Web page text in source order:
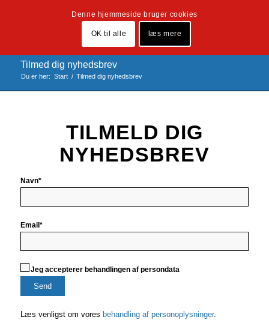
Tilmed dig nyhedsbrev
Du er her: Start / Tilmed dig nyhedsbrev
TILMELD DIG
NYHEDSBREV
Navn*
Email*
Jeg accepterer behandlingen af persondata
Læs venligst om vores behandling af personoplysninger.
Denne hjemmeside bruger cookies
OK til alle læs mere